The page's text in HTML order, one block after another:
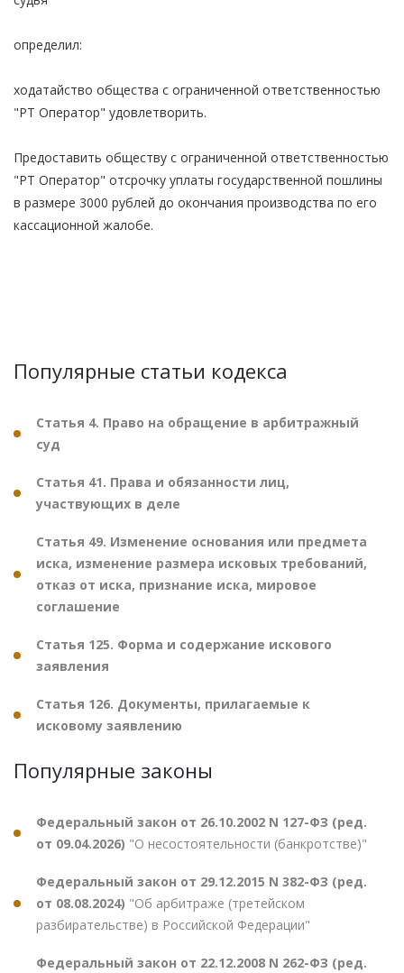
определил:
ходатайство общества с ограниченной ответственностью
"РТ Оператор" удовлетворить.
Предоставить обществу с ограниченной ответственностью
"РТ Оператор" отсрочку уплаты государственной пошлины
в размере 3000 рублей до окончания производства по его
кассационной жалобе.
Популярные статьи кодекса
Статья 4. Право на обращение в арбитражный
суд
Статья 41. Права и обязанности лиц,
участвующих в деле
Статья 49. Изменение основания или предмета
иска, изменение размера исковых требований,
отказ от иска, признание иска, мировое
соглашение
Статья 125. Форма и содержание искового
заявления
Статья 126. Документы, прилагаемые к
исковому заявлению
Популярные законы
Федеральный закон от 26.10.2002 N 127-ФЗ (ред.
от 09.04.2026) "О несостоятельности (банкротстве)"
Федеральный закон от 29.12.2015 N 382-ФЗ (ред.
от 08.08.2024) "Об арбитраже (третейском
разбирательстве) в Российской Федерации"
Федеральный закон от 22.12.2008 N 262-ФЗ (ред.